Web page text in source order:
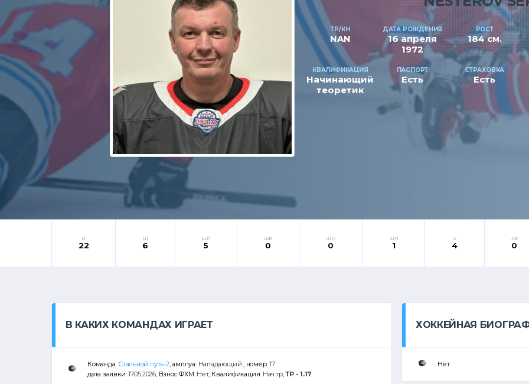
ТР/КН
NAN
ДАТА РОЖДЕНИЯ
16 апреля
1972
РОСТ
184 см.
КВАЛИФИКАЦИЯ
Начинающий
теоретик
ПАСПОРТ
Есть
СТРАХОВКА
Есть
И
22
Ш
6
ШР
5
ШБ
0
ШМ
0
ШП
1
А
4
АБ
0
В КАКИХ КОМАНДАХ ИГРАЕТ
Команда: Стальной путь-2 , амплуа: Нападающий , номер:17
дата заявки:17.05.2026, Взнос ФХМ: Нет, Квалификация: Нач.тр,ТР - 1.17
ХОККЕЙНАЯ
Нет